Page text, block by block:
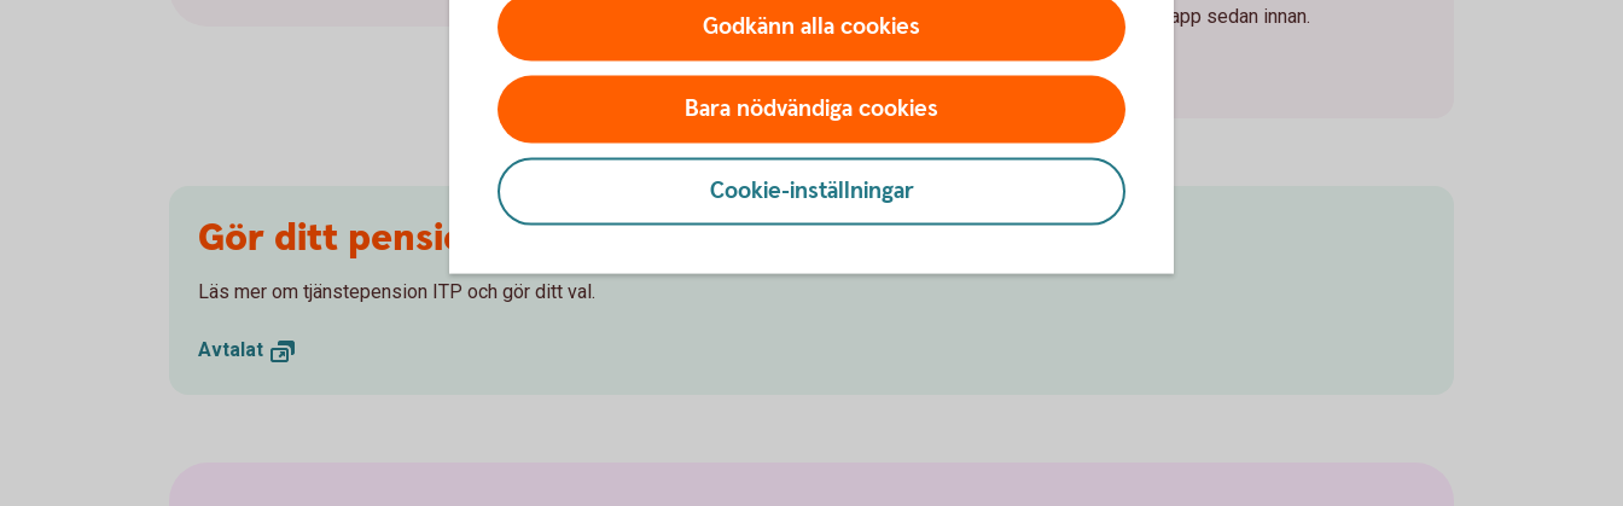
behöver inte ha vår internetbank eller app sedan innan.
Logga in i Minaförsäkringar
Gör ditt pensionsval
Läs mer om tjänstepension ITP och gör ditt val.
Avtalat
Godkänn alla cookies
Bara nödvändiga cookies
Cookie-inställningar